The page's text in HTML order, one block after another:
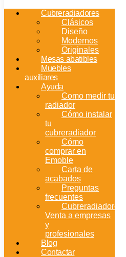
Cubreradiadores
Clásicos
Diseño
Modernos
Originales
Mesas abatibles
Muebles
auxiliares
Ayuda
Como medir tu
radiador
Cómo instalar
tu
cubreradiador
Cómo
comprar en
Emoble
Carta de
acabados
Preguntas
frecuentes
Cubreradiadores:
Venta a empresas
y
profesionales
Blog
Contactar